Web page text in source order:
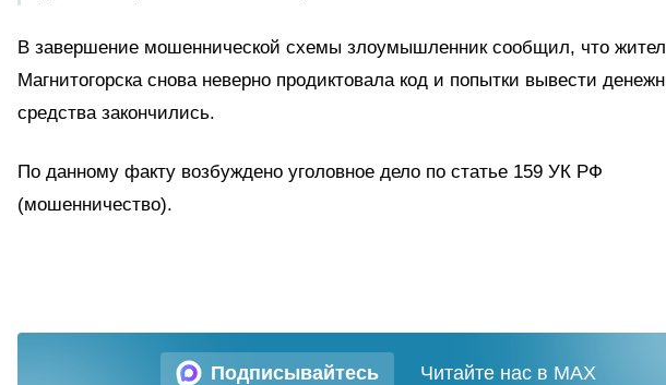
В завершение мошеннической схемы злоумышленник сообщил, что
Магнитогорска снова неверно продиктовала код и попытки вывести
средства закончились.
По данному факту возбуждено уголовное дело по статье 159 УК РФ
(мошенничество).
Подписывайтесь Читайте нас в MAX